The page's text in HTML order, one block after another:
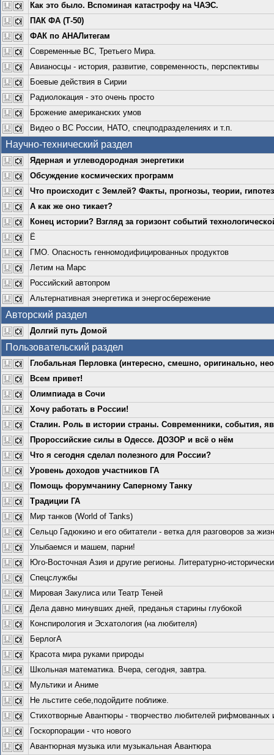
Как это было. Вспоминая катастрофу на ЧАЭС.
ПАК ФА (Т-50)
ФАК по АНАЛитегам
Современные ВС, Третьего Мира.
Авианосцы - история, развитие, современность, перспективы
Боевые действия в Сирии
Радиолокация - это очень просто
Брожение американских умов
Видео о ВС России, НАТО, спецподразделениях и т.п.
Научно-технический раздел
Ядерная и углеводородная энергетики
Обсуждение космических программ
Что происходит с Землей? Факты, прогнозы, теории,
А как же оно тикает?
Конец истории? Взгляд за горизонт событий
Ё
ГМО. Опасность генномодифицированных продуктов
Летим на Марс
Российский автопром
Альтернативная энергетика и энергосбережение
Авторский раздел
Долгий путь Домой
Пользовательский раздел
Глобальная Перловка (интересно, смешно, оригинально,
Всем привет!
Олимпиада в Сочи
Хочу работать в России!
Сталин. Роль в истории страны. Современники, события,
Пророссийские силы в Одессе. ДОЗОР и всё о нём
Что я сегодня сделал полезного для России?
Уровень доходов участников ГА
Помощь форумчанину Саперному Танку
Традиции ГА
Мир танков (World of Tanks)
Сельцо Гадюкино и его обитатели - ветка для разговоров за
Улыбаемся и машем, парни!
Юго-Восточная Азия и другие регионы. Литературно-
Спецслужбы
Мировая Закулиса или Театр Теней
Дела давно минувших дней, преданья старины глубокой
Конспирология и Эсхатология (на любителя)
БерлогА
Красота мира руками природы
Школьная математика. Вчера, сегодня, завтра.
Мультики и Аниме
Не льстите себе,подойдите поближе.
Стихотворные Авантюры - творчество любителей рифмованных
Госкорпорации - что нового
Авантюрная музыка или музыкальная Авантюра